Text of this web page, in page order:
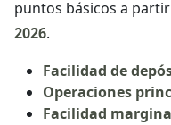
puntos básicos a
2026.
Facilidad de
Operaciones
Facilidad